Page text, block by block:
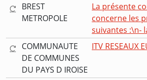
BREST
METROPOLE
La présente
concerne les
suivantes :\n-
COMMUNAUTE
DE COMMUNES
DU PAYS D IROISE
ITV RESEAUX